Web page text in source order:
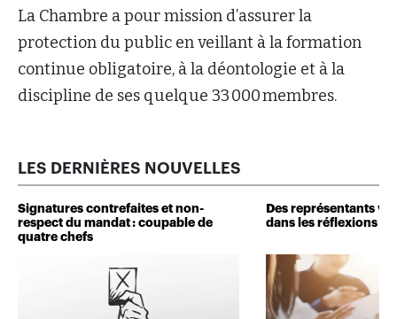
La Chambre a pour mission d’assurer la
protection du public en veillant à la formation
continue obligatoire, à la déontologie et à la
discipline de ses quelque 33 000 membres.
LES DERNIÈRES NOUVELLES
Signatures contrefaites et non-
respect du mandat : coupable de
quatre chefs
Des représentants
dans les réflexions de